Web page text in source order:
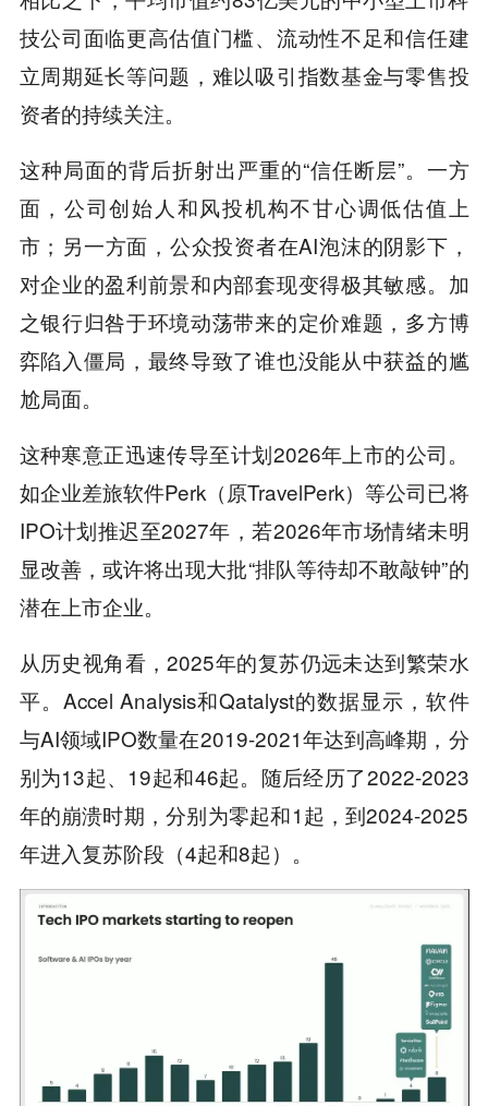
技公司面临更高估值门槛、流动性不足和信任建
立周期延长等问题，难以吸引指数基金与零售投
资者的持续关注。
这种局面的背后折射出严重的“信任断层”。一方
面，公司创始人和风投机构不甘心调低估值上
市；另一方面，公众投资者在AI泡沫的阴影下，
对企业的盈利前景和内部套现变得极其敏感。加
之银行归咎于环境动荡带来的定价难题，多方博
弈陷入僵局，最终导致了谁也没能从中获益的尴
尬局面。
这种寒意正迅速传导至计划2026年上市的公司。
如企业差旅软件Perk（原TravelPerk）等公司已将
IPO计划推迟至2027年，若2026年市场情绪未明
显改善，或许将出现大批“排队等待却不敢敲钟”的
潜在上市企业。
从历史视角看，2025年的复苏仍远未达到繁荣水
平。Accel Analysis和Qatalyst的数据显示，软件
与AI领域IPO数量在2019-2021年达到高峰期，分
别为13起、19起和46起。随后经历了2022-2023
年的崩溃时期，分别为零起和1起，到2024-2025
年进入复苏阶段（4起和8起）。